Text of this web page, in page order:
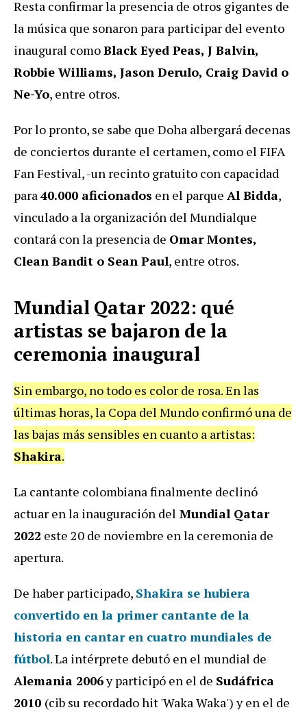
Resta confirmar la presencia de otros gigantes de
la música que sonaron para participar del evento
inaugural comoBlack Eyed Peas, J Balvin,
Robbie Williams, Jason Derulo, Craig David o
Ne-Yo, entre otros.
Por lo pronto, se sabe que Doha albergará decenas
de conciertos durante el certamen, como el FIFA
Fan Festival, -un recinto gratuito con capacidad
para40.000 aficionados en el parque Al Bidda,
vinculado a la organización del Mundialque
contará con la presencia de Omar Montes,
Clean Bandit o Sean Paul, entre otros.
Mundial Qatar 2022: qué
artistas se bajaron de la
ceremonia inaugural
Sin embargo, no todo es color de rosa. En las
últimas horas, la Copa del Mundo confirmó una de
las bajas más sensibles en cuanto a artistas:
Shakira.
La cantante colombiana finalmente declinó
actuar en la inauguración del Mundial Qatar
2022 este 20 de noviembre en la ceremonia de
apertura.
De haber participado, Shakira se hubiera
convertido en la primer cantante de la
historia en cantar en cuatro mundiales de
fútbol. La intérprete debutó en el mundial de
Alemania 2006y participó en el de Sudáfrica
2010 (cib su recordado hit 'Waka Waka') y en el de